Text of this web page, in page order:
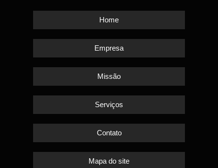
Home
Empresa
Missão
Serviços
Contato
Mapa do site